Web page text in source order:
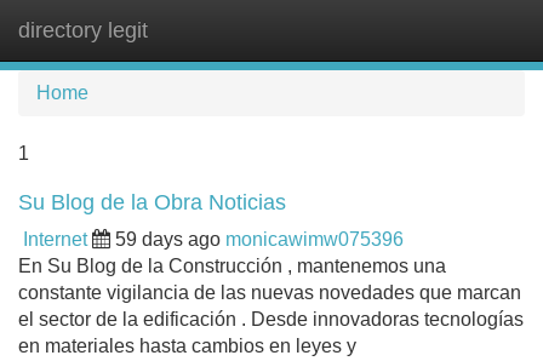
directory legit
Home
1
Su Blog de la Obra Noticias
Internet 59 days ago monicawimw075396
En Su Blog de la Construcción , mantenemos una
constante vigilancia de las nuevas novedades que marcan
el sector de la edificación . Desde innovadoras tecnologías
en materiales hasta cambios en leyes y